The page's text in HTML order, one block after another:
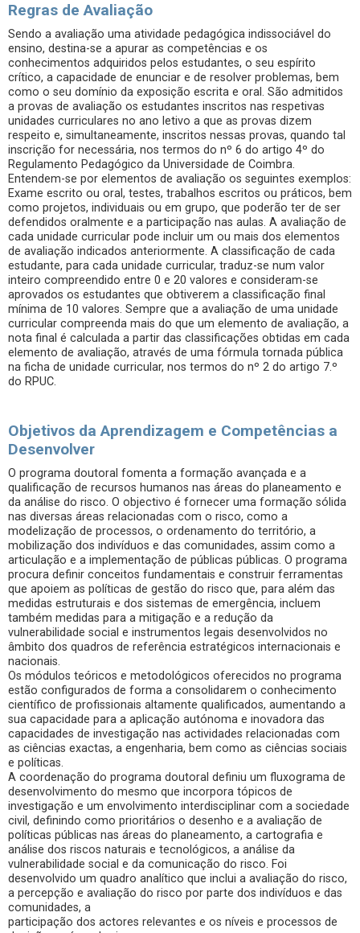
Regras de Avaliação
Sendo a avaliação uma atividade pedagógica indissociável do
ensino, destina-se a apurar as competências e os
conhecimentos adquiridos pelos estudantes, o seu espírito
crítico, a capacidade de enunciar e de resolver problemas, bem
como o seu domínio da exposição escrita e oral. São admitidos
a provas de avaliação os estudantes inscritos nas respetivas
unidades curriculares no ano letivo a que as provas dizem
respeito e, simultaneamente, inscritos nessas provas, quando tal
inscrição for necessária, nos termos do nº 6 do artigo 4º do
Regulamento Pedagógico da Universidade de Coimbra.
Entendem-se por elementos de avaliação os seguintes exemplos:
Exame escrito ou oral, testes, trabalhos escritos ou práticos, bem
como projetos, individuais ou em grupo, que poderão ter de ser
defendidos oralmente e a participação nas aulas. A avaliação de
cada unidade curricular pode incluir um ou mais dos elementos
de avaliação indicados anteriormente. A classificação de cada
estudante, para cada unidade curricular, traduz-se num valor
inteiro compreendido entre 0 e 20 valores e consideram-se
aprovados os estudantes que obtiverem a classificação final
mínima de 10 valores. Sempre que a avaliação de uma unidade
curricular compreenda mais do que um elemento de avaliação, a
nota final é calculada a partir das classificações obtidas em cada
elemento de avaliação, através de uma fórmula tornada pública
na ficha de unidade curricular, nos termos do nº 2 do artigo 7.º
do RPUC.
Objetivos da Aprendizagem e Competências a
Desenvolver
O programa doutoral fomenta a formação avançada e a
qualificação de recursos humanos nas áreas do planeamento e
da análise do risco. O objectivo é fornecer uma formação sólida
nas diversas áreas relacionadas com o risco, como a
modelização de processos, o ordenamento do território, a
mobilização dos indivíduos e das comunidades, assim como a
articulação e a implementação de públicas públicas. O programa
procura definir conceitos fundamentais e construir ferramentas
que apoiem as políticas de gestão do risco que, para além das
medidas estruturais e dos sistemas de emergência, incluem
também medidas para a mitigação e a redução da
vulnerabilidade social e instrumentos legais desenvolvidos no
âmbito dos quadros de referência estratégicos internacionais e
nacionais.
Os módulos teóricos e metodológicos oferecidos no programa
estão configurados de forma a consolidarem o conhecimento
científico de profissionais altamente qualificados, aumentando a
sua capacidade para a aplicação autónoma e inovadora das
capacidades de investigação nas actividades relacionadas com
as ciências exactas, a engenharia, bem como as ciências sociais
e políticas.
A coordenação do programa doutoral definiu um fluxograma de
desenvolvimento do mesmo que incorpora tópicos de
investigação e um envolvimento interdisciplinar com a sociedade
civil, definindo como prioritários o desenho e a avaliação de
políticas públicas nas áreas do planeamento, a cartografia e
análise dos riscos naturais e tecnológicos, a análise da
vulnerabilidade social e da comunicação do risco. Foi
desenvolvido um quadro analítico que inclui a avaliação do risco,
a percepção e avaliação do risco por parte dos indivíduos e das
comunidades, a
participação dos actores relevantes e os níveis e processos de